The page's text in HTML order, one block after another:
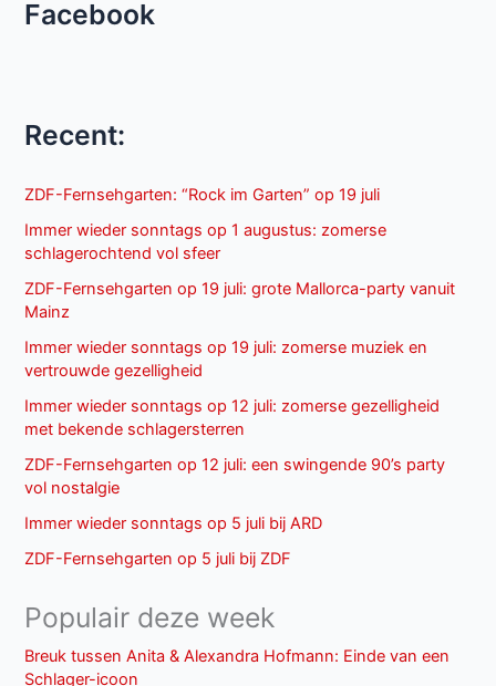
Facebook
Recent:
ZDF-Fernsehgarten: “Rock im Garten” op 19 juli
Immer wieder sonntags op 1 augustus: zomerse
schlagerochtend vol sfeer
ZDF-Fernsehgarten op 19 juli: grote Mallorca-party vanuit
Mainz
Immer wieder sonntags op 19 juli: zomerse muziek en
vertrouwde gezelligheid
Immer wieder sonntags op 12 juli: zomerse gezelligheid
met bekende schlagersterren
ZDF-Fernsehgarten op 12 juli: een swingende 90’s party
vol nostalgie
Immer wieder sonntags op 5 juli bij ARD
ZDF-Fernsehgarten op 5 juli bij ZDF
Populair deze week
Breuk tussen Anita & Alexandra Hofmann: Einde van een
Schlager-icoon